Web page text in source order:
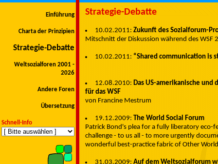
Einführung
Charta der Prinzipien
Strategie-Debatte
Weltsozialforen 2001 -
2026
Andere Foren
Übersetzung
Schnell-Info
Strategie-Debatte
10.02.2011: Zukunft des Sozialforum-
Mitschnitt der Diskussion während des WSF
10.02.2011: “Shared communication is
12.08.2010: Das US-amerikanische und
für das WSF
von Francine Mestrum
19.12.2009: The World Social Forum
Patrick Bond's plea for a fully liberatory
challenge - to us all - to more urgently
wonderful best-practice fabric of Other
31.03.2009: Auf dem Weltsozialforum